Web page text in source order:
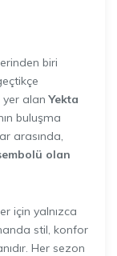
biri
yer alanYekta
buluşma
arasında,
olan
için yalnızca
stil, konfor
Her sezon